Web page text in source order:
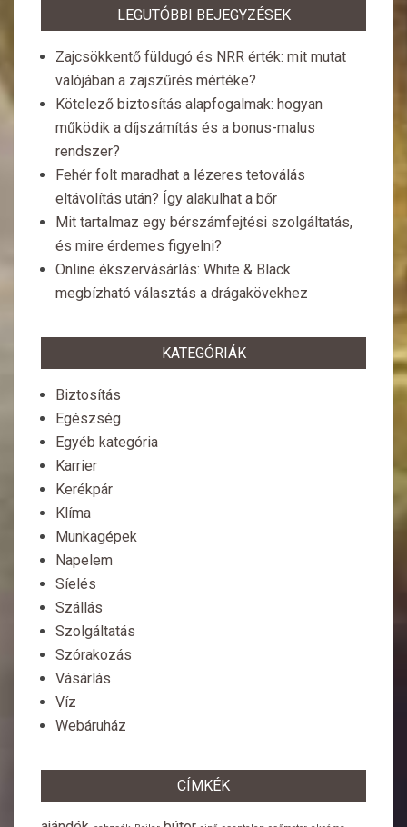
LEGUTÓBBI BEJEGYZÉSEK
Zajcsökkentő füldugó és NRR érték: mit mutat
valójában a zajszűrés mértéke?
Kötelező biztosítás alapfogalmak: hogyan
működik a díjszámítás és a bonus-malus
rendszer?
Fehér folt maradhat a lézeres tetoválás
eltávolítás után? Így alakulhat a bőr
Mit tartalmaz egy bérszámfejtési szolgáltatás,
és mire érdemes figyelni?
Online ékszervásárlás: White & Black
megbízható választás a drágakövekhez
KATEGÓRIÁK
Biztosítás
Egészség
Egyéb kategória
Karrier
Kerékpár
Klíma
Munkagépek
Napelem
Síelés
Szállás
Szolgáltatás
Szórakozás
Vásárlás
Víz
Webáruház
CÍMKÉK